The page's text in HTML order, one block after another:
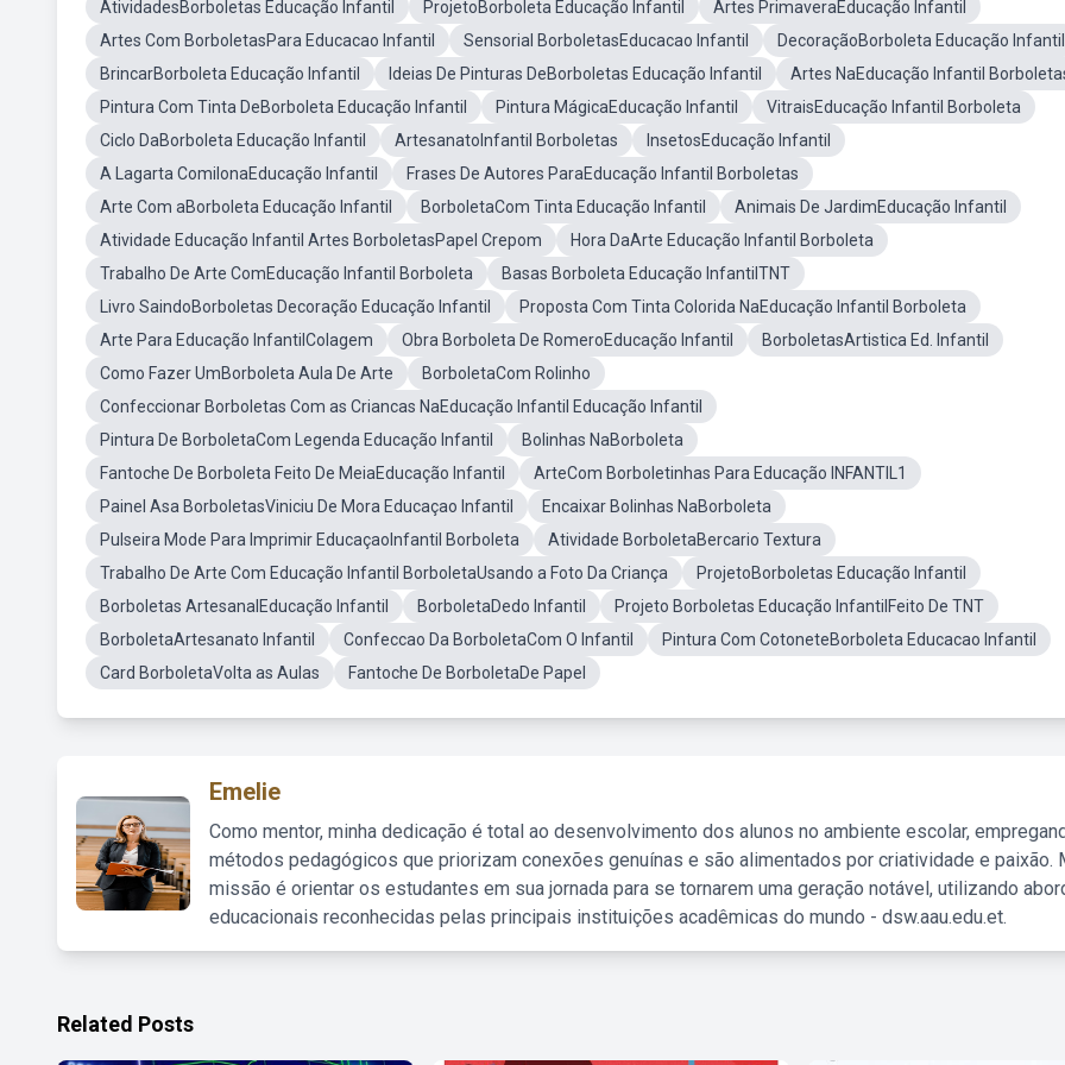
AtividadesBorboletas Educação Infantil ProjetoBorboleta Educação Infantil
Artes PrimaveraEducação Infantil
Artes Com BorboletasPara Educacao Infantil
Sensorial BorboletasEducacao Infantil
DecoraçãoBorboleta Educação Infantil
BrincarBorboleta Educação Infantil
Ideias De Pinturas DeBorboletas Educação Infantil
Artes NaEducação Infantil
Pintura Com Tinta DeBorboleta Educação Infantil
Pintura MágicaEducação Infantil
VitraisEducação Infantil Borboleta
Ciclo DaBorboleta Educação Infantil
ArtesanatoInfantil Borboletas
InsetosEducação Infantil
A Lagarta ComilonaEducação Infantil
Frases De Autores ParaEducação Infantil Borboletas
Arte Com aBorboleta Educação Infantil
BorboletaCom Tinta Educação Infantil
Animais De JardimEducação Infantil
Atividade Educação Infantil Artes BorboletasPapel Crepom
Hora DaArte Educação Infantil Borboleta
Trabalho De Arte ComEducação Infantil Borboleta
Basas Borboleta Educação InfantilTNT
Livro SaindoBorboletas Decoração Educação Infantil
Proposta Com Tinta Colorida NaEducação Infantil Borboleta
Arte Para Educação InfantilColagem
Obra Borboleta De RomeroEducação Infantil
BorboletasArtistica Ed. Infantil
Como Fazer UmBorboleta Aula De Arte
BorboletaCom Rolinho
Confeccionar Borboletas Com as Criancas NaEducação Infantil Educação Infantil
Pintura De BorboletaCom Legenda Educação Infantil
Bolinhas NaBorboleta
Fantoche De Borboleta Feito De MeiaEducação Infantil
ArteCom Borboletinhas Para Educação INFANTIL1
Painel Asa BorboletasViniciu De Mora Educaçao Infantil
Encaixar Bolinhas NaBorboleta
Pulseira Mode Para Imprimir EducaçaoInfantil Borboleta
Atividade BorboletaBercario Textura
Trabalho De Arte Com Educação Infantil BorboletaUsando a Foto Da Criança
ProjetoBorboletas Educação Infantil
Borboletas ArtesanalEducação Infantil
BorboletaDedo Infantil
Projeto Borboletas Educação InfantilFeito De TNT
BorboletaArtesanato Infantil
Confeccao Da BorboletaCom O Infantil
Pintura Com CotoneteBorboleta Educacao Infantil
Card BorboletaVolta as Aulas
Fantoche De BorboletaDe Papel
Emelie
Como mentor, minha dedicação é total ao desenvolvimento dos alunos no ambiente escolar,
métodos pedagógicos que priorizam conexões genuínas e são alimentados por criatividade e paixão.
missão é orientar os estudantes em sua jornada para se tornarem uma geração notável, utilizando
educacionais reconhecidas pelas principais instituições acadêmicas do mundo - dsw.aau.edu.et.
Related Posts